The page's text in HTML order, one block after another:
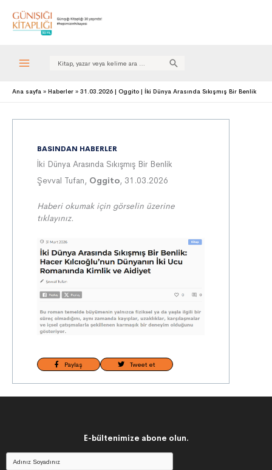
Search
Ana sayfa Haberler 31.03.2026 | Oggito | İki Dünya Arasında Sıkışmış Bir Benlik
BASINDAN HABERLER
İki Dünya Arasında Sıkışmış Bir Benlik
Şevval Tufan, Oggito, 31.03.2026
Haberi okumak için görselin üzerine
tıklayınız.
Paylaş Tweet et
E-bültenimize abone olun.